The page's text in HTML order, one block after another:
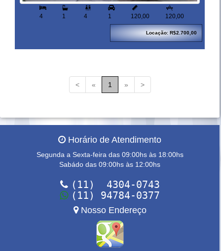
4 1

4 1

120,00

120,00
Locação: R$2.700,00
< « 1 » >
Horário de Atendimento
Segunda a Sexta-feira das 09:00hs às 18:00hs
Sabádo das 09:00hs às 12:00hs
(11) 4304-0743
(11) 94784-0377
Nosso Endereço